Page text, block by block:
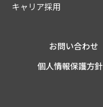
キャリア採用
お問い合わせ
個人情報保護方針